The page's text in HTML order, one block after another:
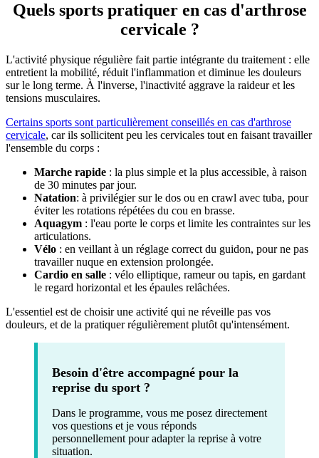
Quels sports pratiquer en cas d'arthrose
cervicale ?
L'activité physique régulière fait partie intégrante du traitement : elle
entretient la mobilité, réduit l'inflammation et diminue les douleurs
sur le long terme. À l'inverse, l'inactivité aggrave la raideur et les
tensions musculaires.
Certains sports sont particulièrement conseillés en cas d'arthrose
cervicale, car ils sollicitent peu les cervicales tout en faisant travailler
l'ensemble du corps :
Marche rapide : la plus simple et la plus accessible, à raison
de 30 minutes par jour.
Natation: à privilégier sur le dos ou en crawl avec tuba, pour
éviter les rotations répétées du cou en brasse.
Aquagym : l'eau porte le corps et limite les contraintes sur les
articulations.
Vélo : en veillant à un réglage correct du guidon, pour ne pas
travailler nuque en extension prolongée.
Cardio en salle : vélo elliptique, rameur ou tapis, en gardant
le regard horizontal et les épaules relâchées.
L'essentiel est de choisir une activité qui ne réveille pas vos
douleurs, et de la pratiquerrégulièrement plutôt qu'intensément.
Besoin d'être accompagné pour la
reprise du sport ?
Dans le programme, vous me posez directement
vos questions et je vous réponds
personnellement pour adapter la reprise à votre
situation.